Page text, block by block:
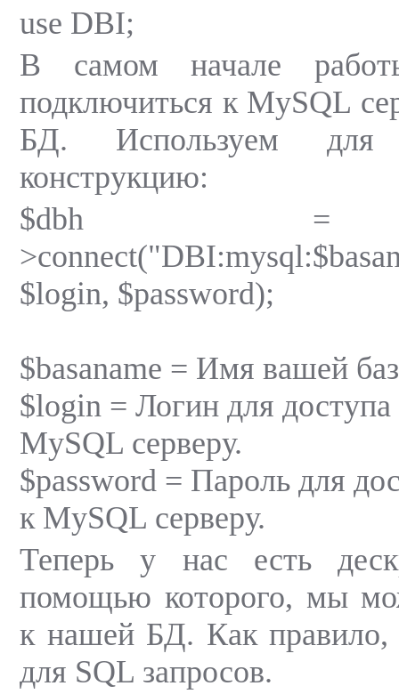
use DBI;
В самом начале
подключиться к MySQL
БД. Используем для
конструкцию:
$dbh =
$login, $password);
$basaname = Имя вашей
$login = Логин для доступа
MySQL серверу.
$password = Пароль для
к MySQL серверу.
Теперь у нас есть
помощью которого, мы
к нашей БД. Как правило,
для SQL запросов.